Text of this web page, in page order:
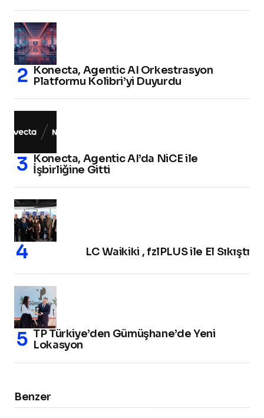
Konecta, Agentic AI Orkestrasyon
Platformu Kolibri’yi Duyurdu
Konecta, Agentic AI’da NiCE ile
İşbirliğine Gitti
LC Waikiki , fzlPLUS ile El Sıkıştı
TP Türkiye’den Gümüşhane’de Yeni
Lokasyon
Benzer